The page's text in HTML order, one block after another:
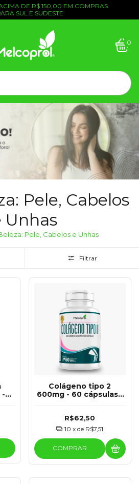
DE R$ 150,00 EM COMPRAS
SUL E SUDESTE
0
Pele, Cabelos
Unhas
Pele, Cabelos e Unhas
Filtrar
-
Colágeno tipo 2
600mg - 60 cápsulas -
R$62,50
10 x de R$7,51
COMPRAR